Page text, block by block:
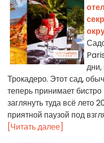
дни,
Трокадеро. Этот сад,
теперь принимает
заглянуть туда всё лето
приятной паузой под
[Читать далее]